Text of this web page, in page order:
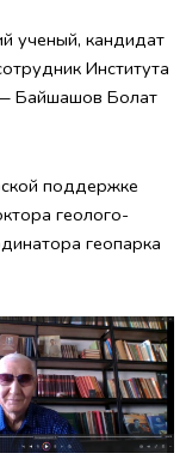
ученый, кандидат
Института
— Байшашов Болат
поддержке
геолого-
геопарка